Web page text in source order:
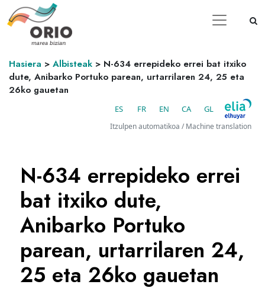
Hasiera > Albisteak > N-634 errepideko errei bat itxiko
dute, Anibarko Portuko parean, urtarrilaren 24, 25 eta
26ko gauetan
ES FR EN CA GL
Itzulpen automatikoa / Machine translation
N-634 errepideko errei
bat itxiko dute,
Anibarko Portuko
parean, urtarrilaren 24,
25 eta 26ko gauetan